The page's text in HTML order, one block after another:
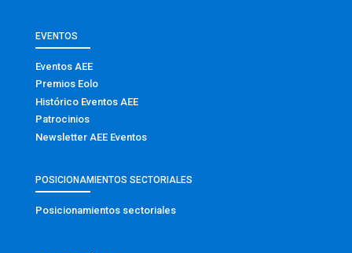
EVENTOS
Eventos AEE
Premios Eolo
Histórico Eventos AEE
Patrocinios
Newsletter AEE Eventos
POSICIONAMIENTOS SECTORIALES
Posicionamientos sectoriales